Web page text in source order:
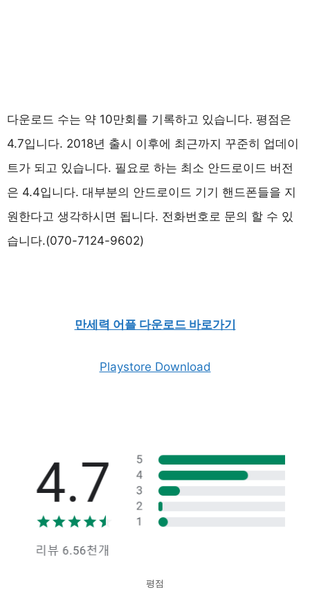
다운로드 수는 약 10만회를 기록하고 있습니다. 평점은
4.7입니다. 2018년 출시 이후에 최근까지 꾸준히 업데이
트가 되고 있습니다. 필요로 하는 최소 안드로이드 버전
은 4.4입니다. 대부분의 안드로이드 기기 핸드폰들을 지
원한다고 생각하시면 됩니다. 전화번호로 문의 할 수 있
습니다.(070-7124-9602)
만세력 어플 다운로드 바로가기
Playstore Download
평점